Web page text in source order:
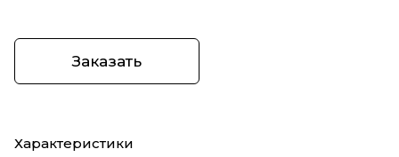
Заказать
Характеристики